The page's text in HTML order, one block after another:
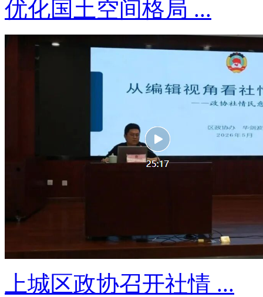
优化国土空间格局 ...
上城区政协召开社情 ...